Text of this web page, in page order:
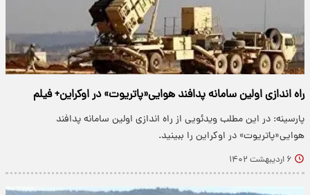
راه اندازی اولین سامانه پدافند هوایی«پاتریوت» در اوکراین+ فیلم
پارسینه: در این مطلب ویدئویی از راه اندازی اولین سامانه پدافند
هوایی«پاتریوت» در اوکراین را ببینید.
۶ اردیبهشت ۱۴۰۲